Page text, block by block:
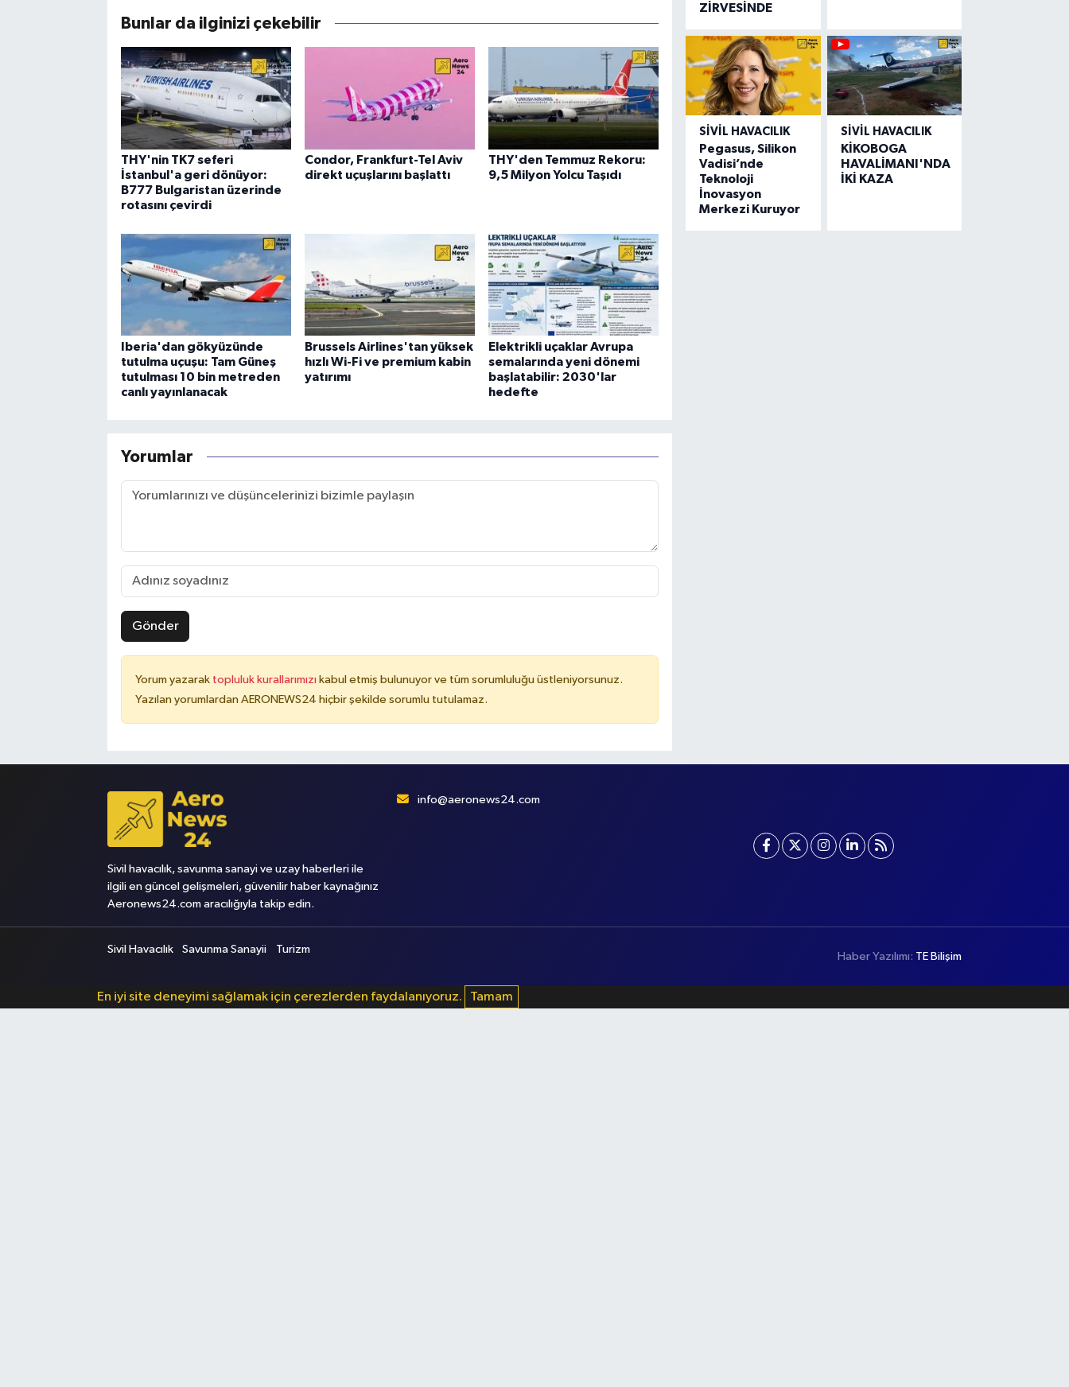
Bunlar da ilginizi çekebilir
THY'nin TK7 seferi
İstanbul'a geri dönüyor:
B777 Bulgaristan üzerinde
rotasını çevirdi
Condor, Frankfurt-Tel Aviv
direkt uçuşlarını başlattı
THY'den Temmuz Rekoru:
9,5 Milyon Yolcu Taşıdı
Iberia'dan gökyüzünde
tutulma uçuşu: Tam Güneş
tutulması 10 bin metreden
canlı yayınlanacak
Brussels Airlines'tan yüksek
hızlı Wi-Fi ve premium kabin
yatırımı
Elektrikli uçaklar Avrupa
semalarında yeni dönemi
başlatabilir: 2030'lar
hedefte
Yorumlar
Gönder
Yorum yazarak topluluk kurallarımızı kabul etmiş bulunuyor ve tüm sorumluluğu üstleniyorsunuz.
Yazılan yorumlardan AERONEWS24 hiçbir şekilde sorumlu tutulamaz.
ZİRVESİNDE
SIVIL HAVACILIK
Pegasus, Silikon
Vadisi’nde
Teknoloji
İnovasyon
Merkezi Kuruyor
SIVIL HAVACILIK
KİKOBOGA
HAVALİMANI'NDA
İKİ KAZA
Sivil havacılık, savunma sanayi ve uzay haberleri ile
ilgili en güncel gelişmeleri, güvenilir haber kaynağınız
Aeronews24.com aracılığıyla takip edin.
info@aeronews24.com
Sivil Havacılık Savunma Sanayii Turizm
Haber Yazılımı: TE Bilişim
En iyi site deneyimi sağlamak için çerezlerden faydalanıyoruz. Tamam